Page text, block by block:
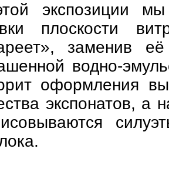
экспозиции мы
плоскости
заменив
водно-
оформления
экспонатов,